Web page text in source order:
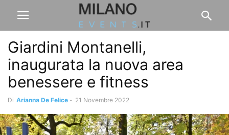
Giardini Montanelli,
inaugurata la nuova area
benessere e fitness
Di Arianna De Felice - 21 Novembre 2022